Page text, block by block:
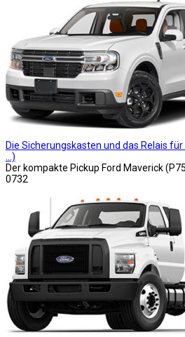
Die Sicherungskasten und das Relais
…)
Der kompakte Pickup Ford Maverick
0732